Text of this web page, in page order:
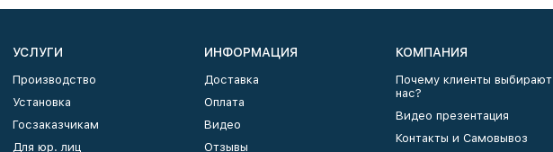
УСЛУГИ
Производство
Установка
Госзаказчикам
Для юр. лиц
ИНФОРМАЦИЯ
Доставка
Оплата
Видео
Отзывы
КОМПАНИЯ
Почему клиенты выбирают
нас?
Видео презентация
Контакты и Самовывоз